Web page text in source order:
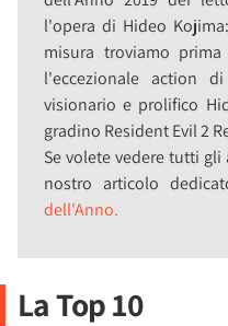
l'opera di Hideo
misura troviamo
l'eccezionale action
visionario e prolifico
gradino Resident Evil 2
Se volete vedere tutti
nostro articolo
dell'Anno.
La Top 10